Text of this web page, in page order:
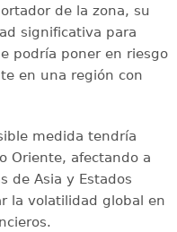
de la zona, su
significativa para
podría poner en riesgo
en una región con
medida tendría
Oriente, afectando a
de Asia y Estados
la volatilidad global en